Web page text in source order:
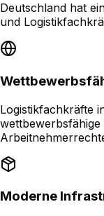
Deutschland hat
und
Logistikfachkräfte
Moderne